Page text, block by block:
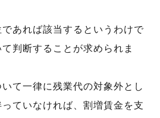
あれば該当するというわけで
判断することが求められま
て一律に残業代の対象外とし
ていなければ、割増賃金を支